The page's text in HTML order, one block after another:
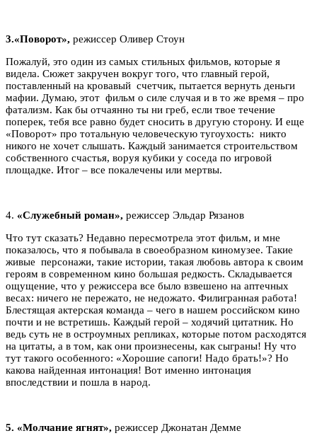
3.«Поворот», режиссер Оливер Стоун
Пожалуй, это один из самых стильных фильмов, которые я
видела. Сюжет закручен вокруг того, что главный герой,
поставленный на кровавый счетчик, пытается вернуть деньги
мафии. Думаю, этот фильм о силе случая и в то же время – про
фатализм. Как бы отчаянно ты ни греб, если твое течение
поперек, тебя все равно будет сносить в другую сторону. И еще
«Поворот» про тотальную человеческую тугоухость: никто
никого не хочет слышать. Каждый занимается строительством
собственного счастья, воруя кубики у соседа по игровой
площадке. Итог – все покалечены или мертвы.
4. «Служебный роман», режиссер Эльдар Рязанов
Что тут сказать? Недавно пересмотрела этот фильм, и мне
показалось, что я побывала в своеобразном киномузее. Такие
живые персонажи, такие истории, такая любовь автора к своим
героям в современном кино большая редкость. Складывается
ощущение, что у режиссера все было взвешено на аптечных
весах: ничего не пережато, не недожато. Филигранная работа!
Блестящая актерская команда – чего в нашем российском кино
почти и не встретишь. Каждый герой – ходячий цитатник. Но
ведь суть не в остроумных репликах, которые потом расходятся
на цитаты, а в том, как они произнесены, как сыграны! Ну что
тут такого особенного: «Хорошие сапоги! Надо брать!»? Но
какова найденная интонация! Вот именно интонация
впоследствии и пошла в народ.
5. «Молчание ягнят», режиссер Джонатан Демме